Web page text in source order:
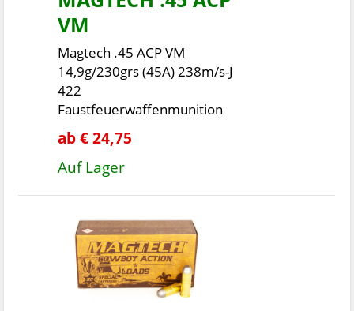
VM
Magtech .45 ACP VM
14,9g/230grs (45A) 238m/s-J
422
Faustfeuerwaffenmunition
ab € 24,75
Auf Lager